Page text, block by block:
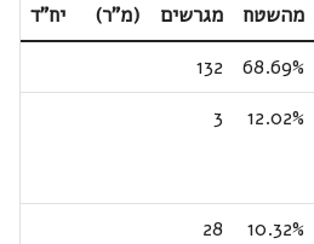
מהשטח
מגרשים
(מ"ר)
יח"ד
68.69%
132
12.02%
3
10.32%
28